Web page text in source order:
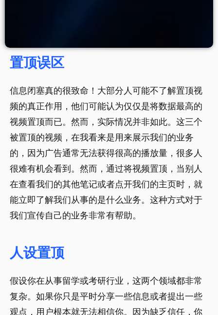
置顶误区
信息闭塞真的很致命！大部分人可能不了解置顶视
频的真正作用，他们可能认为仅仅是将数据最高的
视频置顶而已。然而，实际情况并非如此。这三个
被置顶的视频，在我看来是用来展示我们的业务
的，因为广告通常无法获得很高的播放量，很多人
很难有机会看到。然而，通过将视频置顶，当别人
在查看我们的其他笔记或者点开我们的主页时，就
能立即了解我们从事的是什么业务。这种方式对于
我们宣传自己的业务非常有帮助。
人设置顶
假设你在从事留学或考研行业，这两个领域都非常
复杂。如果你只是平时分享一些信息或者提出一些
观点，用户根本就无法相信你。因为缺乏信任，你